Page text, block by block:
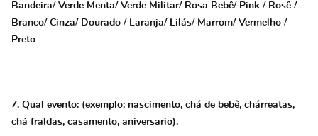
Bandeira/ Verde Menta/ Verde Militar/ Rosa Bebê/ Pink / Rosê /
Branco/ Cinza/ Dourado / Laranja/ Lilás/ Marrom/ Vermelho /
Preto
7. Qual evento: (exemplo: nascimento, chá de bebê, chárreatas,
chá fraldas, casamento, aniversario).